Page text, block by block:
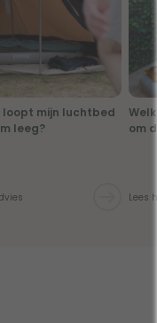
loopt mijn luchtbed
leeg?
om
Lees